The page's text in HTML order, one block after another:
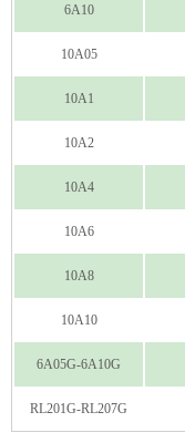
6A10
10A05
10A1
10A2
10A4
10A6
10A8
10A10
6A05G-6A10G
RL201G-RL207G